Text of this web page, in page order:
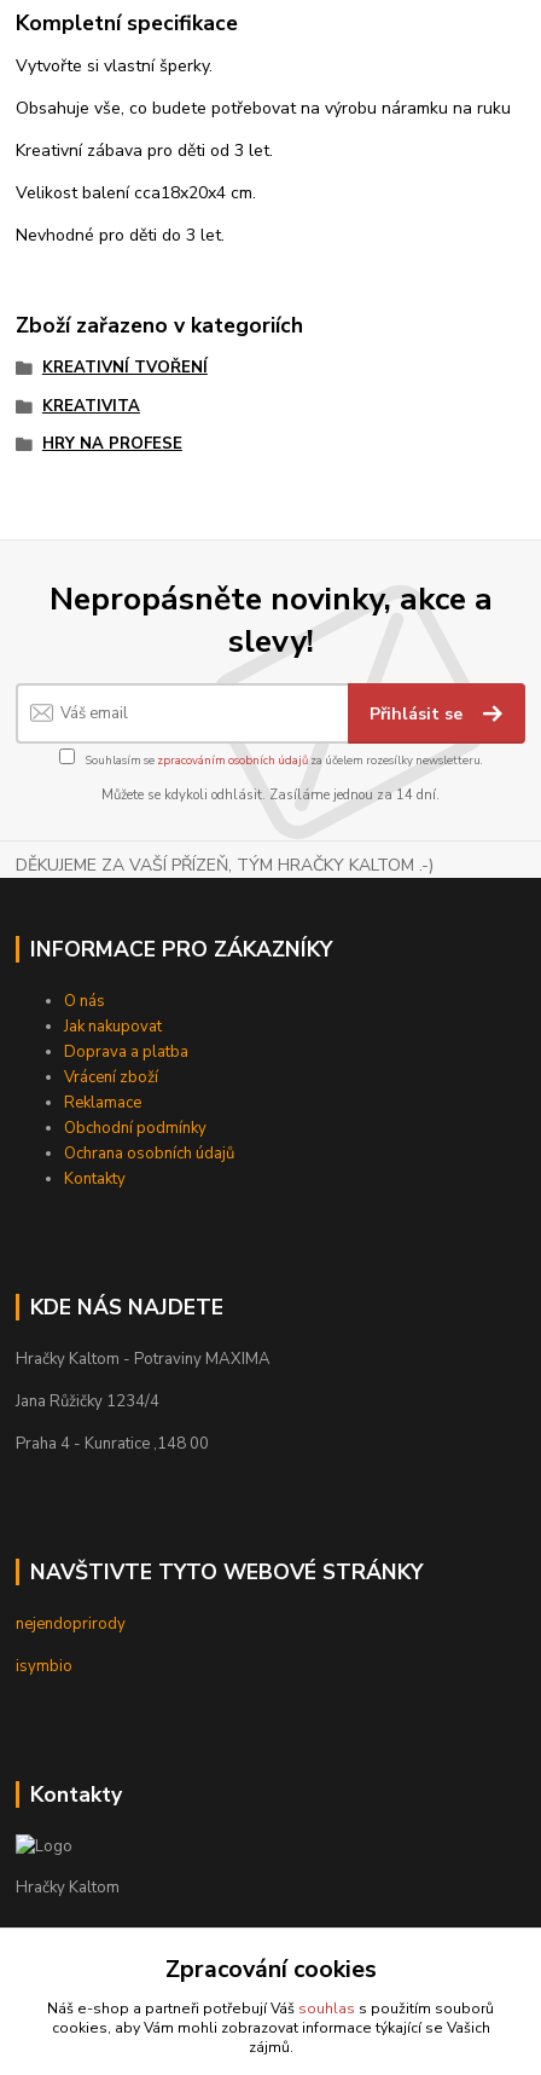
Kompletní specifikace
Vytvořte si vlastní šperky.
Obsahuje vše, co budete potřebovat na výrobu náramku na ruku
Kreativní zábava pro děti od 3 let.
Velikost balení cca18x20x4 cm.
Nevhodné pro děti do 3 let.
Zboží zařazeno v kategoriích
KREATIVNÍ TVOŘENÍ
KREATIVITA
HRY NA PROFESE
Nepropásněte novinky, akce a
slevy!
Přihlásit se
Souhlasím se zpracováním osobních údajůza účelem rozesílky newsletteru.
Můžete se kdykoli odhlásit. Zasíláme jednou za 14 dní.
DĚKUJEME ZA VAŠÍ PŘÍZEŇ, TÝM HRAČKY KALTOM .-)
INFORMACE PRO ZÁKAZNÍKY
O nás
Jak nakupovat
Doprava a platba
Vrácení zboží
Reklamace
Obchodní podmínky
Ochrana osobních údajů
Kontakty
KDE NÁS NAJDETE
Hračky Kaltom - Potraviny MAXIMA
Jana Růžičky 1234/4
Praha 4 - Kunratice ,148 00
NAVŠTIVTE TYTO WEBOVÉ STRÁNKY
nejendoprirody
isymbio
Kontakty
Hračky Kaltom
+420 777 538 008
hrackykaltom@gmail.com
Zpracování cookies
Náš e-shop a partneři potřebují Váš souhlas s použitím souborů
cookies, aby Vám mohli zobrazovat informace týkající se Vašich
zájmů.